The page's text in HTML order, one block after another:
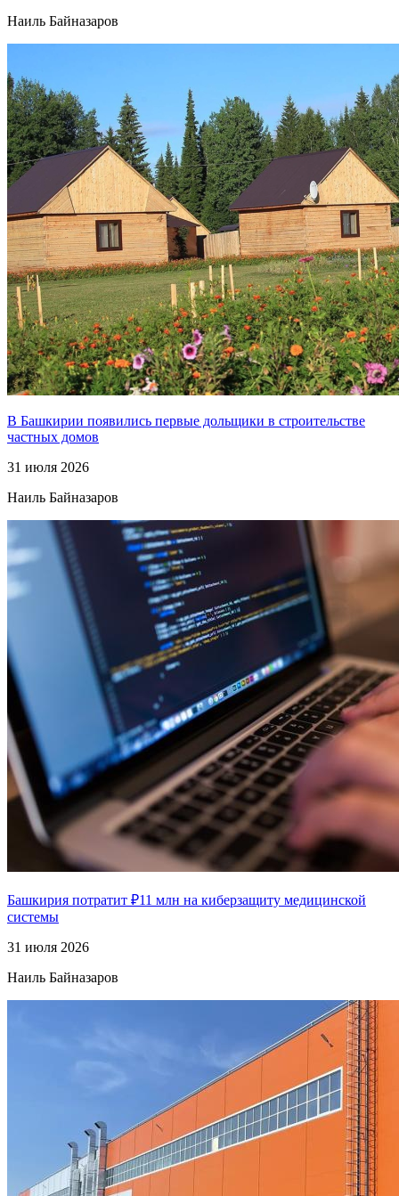
Наиль Байназаров
В Башкирии появились первые дольщики в строительстве
частных домов
31 июля 2026
Наиль Байназаров
Башкирия потратит ₽11 млн на киберзащиту медицинской
системы
31 июля 2026
Наиль Байназаров